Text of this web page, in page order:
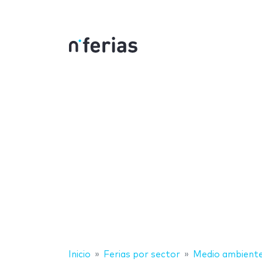
Inicio Ferias por sector Medio